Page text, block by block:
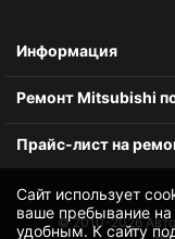
Сайт использует
ваше пребывание
удобным. К cайту
Информация
Ремонт Mitsubishi
Прайс-лист на
© 2010-2026